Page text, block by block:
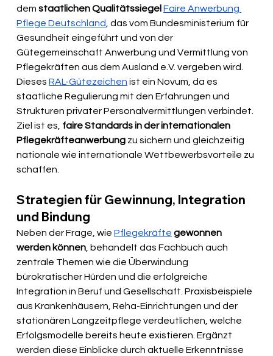
dem staatlichen Qualitätssiegel Faire Anwerbung
Pflege Deutschland , das vom Bundesministerium für
Gesundheit eingeführt und von der
Gütegemeinschaft Anwerbung und Vermittlung von
Pflegekräften aus dem Ausland e.V. vergeben wird.
Dieses RAL-Gütezeichen ist ein Novum, da es
staatliche Regulierung mit den Erfahrungen und
Strukturen privater Personalvermittlungen verbindet.
Ziel ist es, faire Standards in der internationalen
Pflegekräfteanwerbung zu sichern und gleichzeitig
nationale wie internationale Wettbewerbsvorteile zu
schaffen.
Strategien für Gewinnung, Integration
und Bindung
Neben der Frage, wie Pflegekräfte gewonnen
werden können , behandelt das Fachbuch auch
zentrale Themen wie die Überwindung
bürokratischer Hürden und die erfolgreiche
Integration in Beruf und Gesellschaft. Praxisbeispiele
aus Krankenhäusern, Reha-Einrichtungen und der
stationären Langzeitpflege verdeutlichen, welche
Erfolgsmodelle bereits heute existieren. Ergänzt
werden diese Einblicke durch aktuelle Erkenntnisse